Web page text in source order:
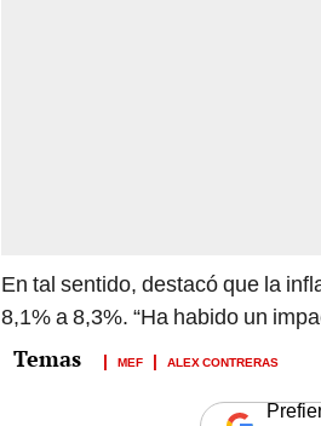
En tal sentido, destacó que la
8,1% a 8,3%. “Ha habido un
MEF ALEX CONTRERAS